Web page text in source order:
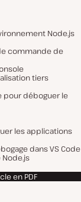
Node.js
commande de
tiers
pour déboguer le
les applications
dans VS Code
en PDF